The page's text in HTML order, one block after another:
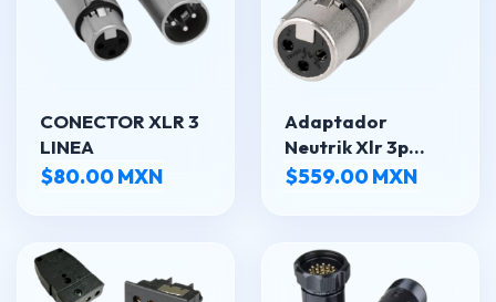
CONECTOR XLR 3
LINEA
$80.00 MXN
Adaptador
Neutrik Xlr 3p
Hembra A Xlr 5p
$559.00 MXN